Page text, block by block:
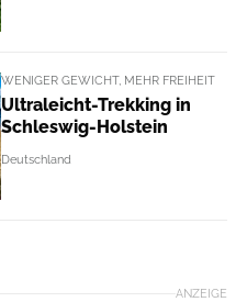
WENIGER GEWICHT, MEHR FREIHEIT
Ultraleicht-Trekking in
Schleswig-Holstein
Deutschland
ANZEIGE